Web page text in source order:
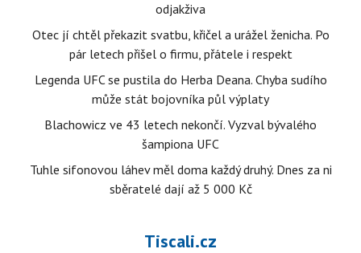
odjakživa
Otec jí chtěl překazit svatbu, křičel a urážel ženicha. Po
pár letech přišel o firmu, přátele i respekt
Legenda UFC se pustila do Herba Deana. Chyba sudího
může stát bojovníka půl výplaty
Blachowicz ve 43 letech nekončí. Vyzval bývalého
šampiona UFC
Tuhle sifonovou láhev měl doma každý druhý. Dnes za ni
sběratelé dají až 5 000 Kč
Tiscali.cz